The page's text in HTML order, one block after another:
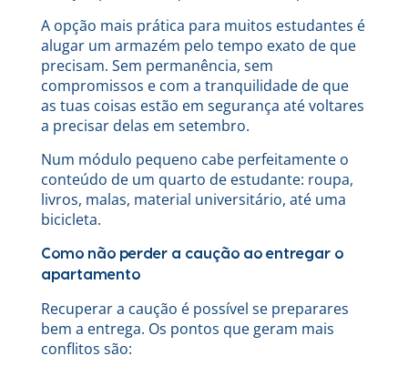
A opção mais prática para muitos estudantes é
alugar um armazém pelo tempo exato de que
precisam. Sem permanência, sem
compromissos e com a tranquilidade de que
as tuas coisas estão em segurança até voltares
a precisar delas em setembro.
Num módulo pequeno cabe perfeitamente o
conteúdo de um quarto de estudante: roupa,
livros, malas, material universitário, até uma
bicicleta.
Como não perder a caução ao entregar o
apartamento
Recuperar a caução é possível se preparares
bem a entrega. Os pontos que geram mais
conflitos são: